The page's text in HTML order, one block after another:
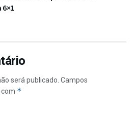
será publicado. Campos
*